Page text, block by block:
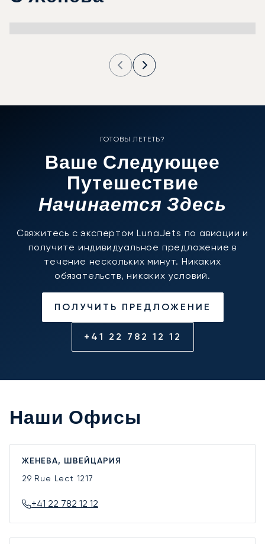
ГОТОВЫ ЛЕТЕТЬ?
Ваше Следующее
Путешествие
Начинается Здесь
Свяжитесь с экспертом LunaJets по авиации и
получите индивидуальное предложение в
течение нескольких минут. Никаких
обязательств, никаких условий.
ПОЛУЧИТЬ ПРЕДЛОЖЕНИЕ
+41 22 782 12 12
Наши Офисы
ЖЕНЕВА, ШВЕЙЦАРИЯ
29 Rue Lect 1217
+41 22 782 12 12